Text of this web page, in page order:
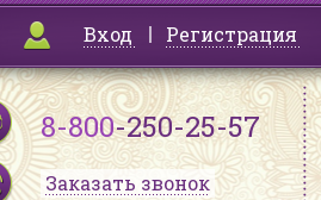
Вход Регистрация
8-800-250-25-57
Заказать звонок